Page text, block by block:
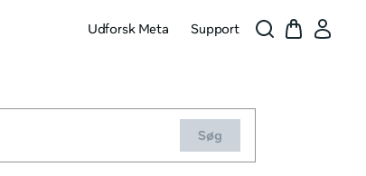
Udforsk Meta Support
Søg